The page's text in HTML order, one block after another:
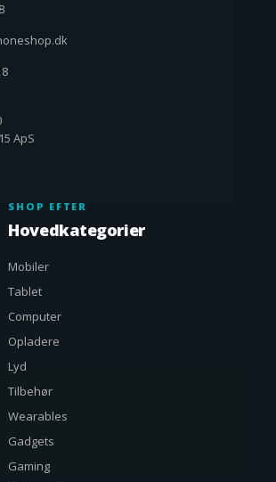
ApS
SHOP EFTER
Hovedkategorier
Mobiler
Tablet
Computer
Opladere
Lyd
Tilbehør
Wearables
Gadgets
Gaming